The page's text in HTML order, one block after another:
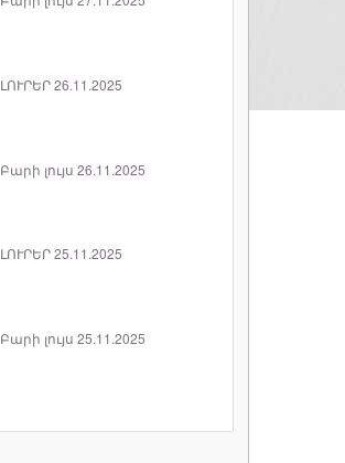
ԼՈՒՐԵՐ 26.11.2025
Բարի լույս 26.11.2025
ԼՈՒՐԵՐ 25.11.2025
Բարի լույս 25.11.2025